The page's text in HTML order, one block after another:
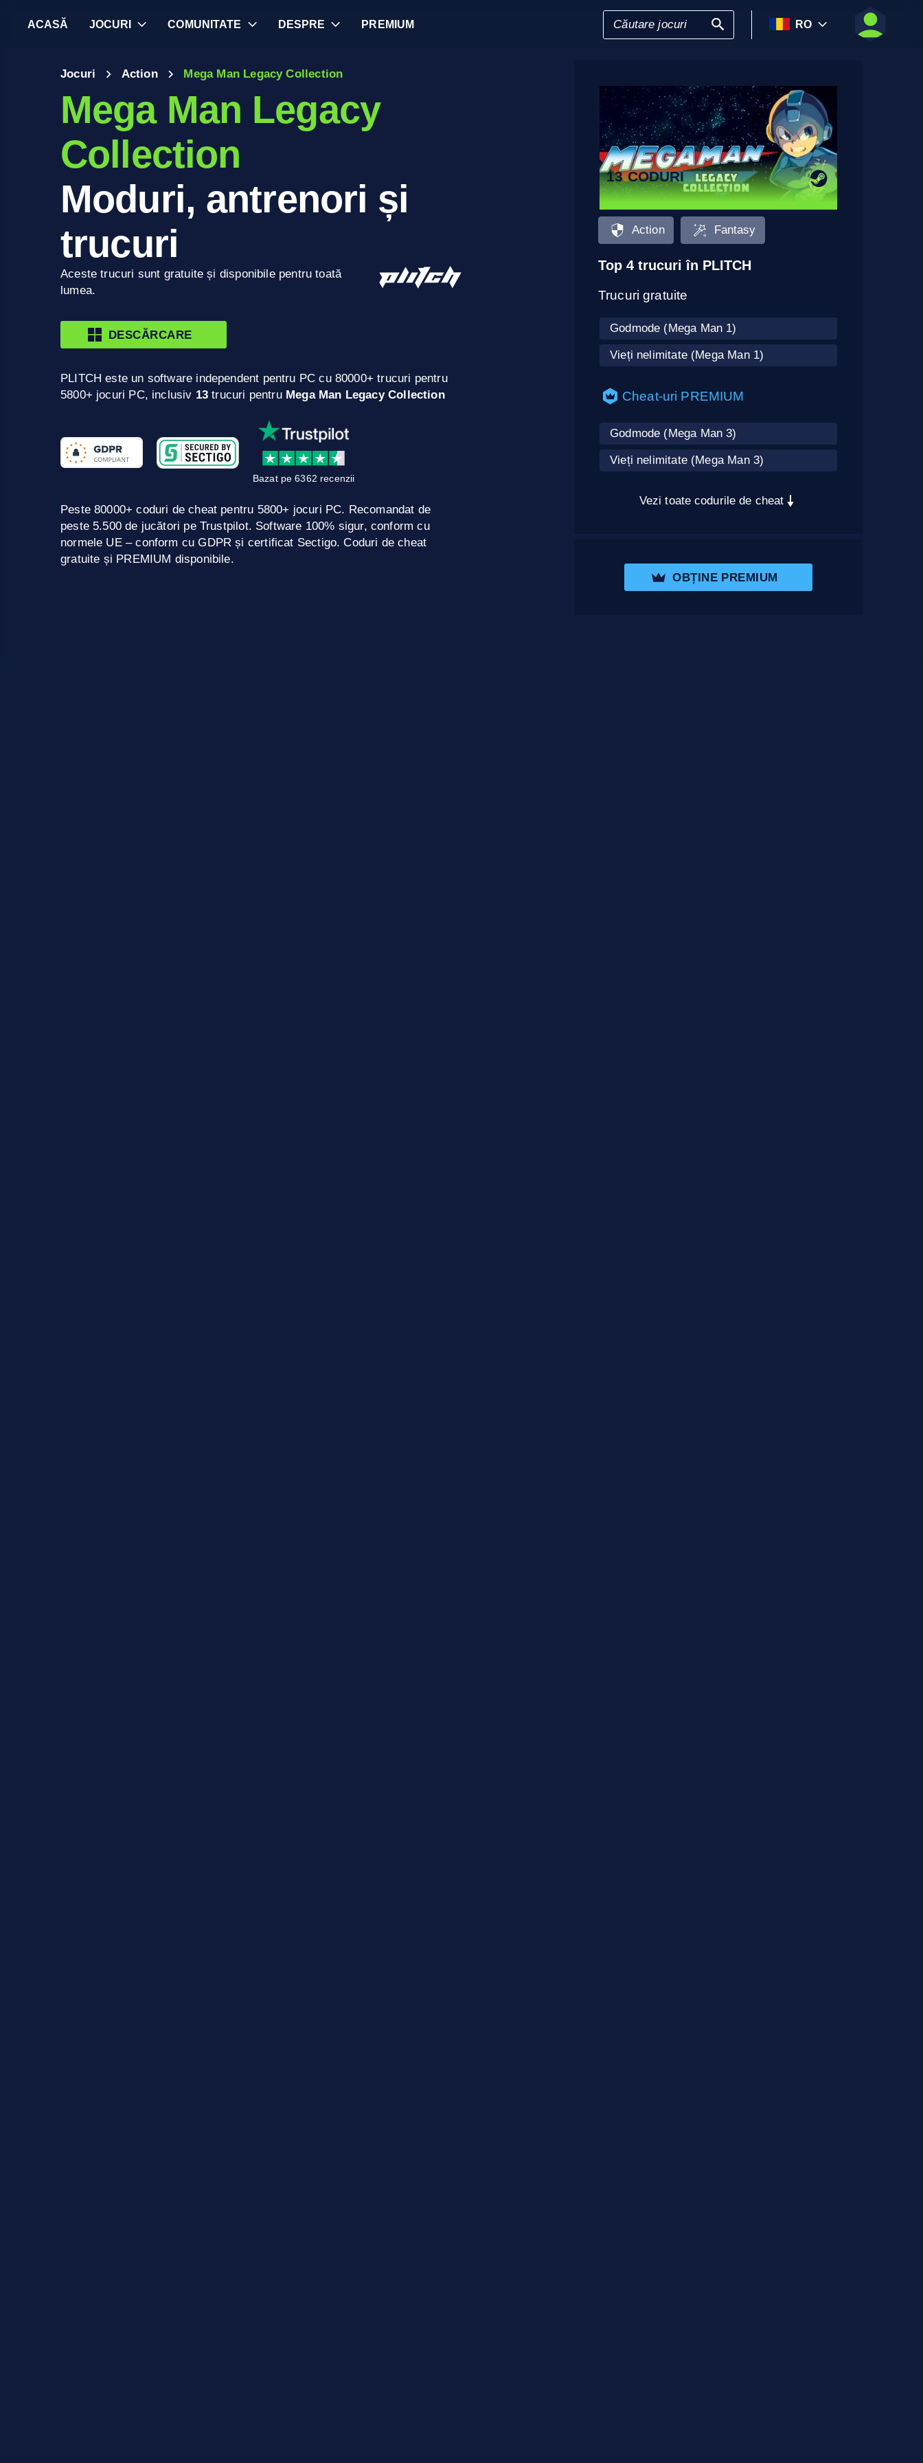
ACASĂ JOCURI COMUNITATE DESPRE PREMIUM RO
Jocuri Action Mega Man Legacy Collection
Mega Man Legacy
Collection
Moduri, antrenori și
trucuri
Aceste trucuri sunt gratuite și disponibile pentru toată
lumea.
DESCĂRCARE
PLITCH este un software independent pentru PC cu 80000+ trucuri pentru
5800+ jocuri PC, inclusiv 13 trucuri pentru Mega Man Legacy Collection
Bazat pe 6362 recenzii
Peste 80000+ coduri de cheat pentru 5800+ jocuri PC. Recomandat de
peste 5.500 de jucători pe Trustpilot. Software 100% sigur, conform cu
normele UE – conform cu GDPR și certificat Sectigo. Coduri de cheat
gratuite și PREMIUM disponibile.
13 CODURI
Action Fantasy
Top 4 trucuri în PLITCH
Trucuri gratuite
Godmode (Mega Man 1)
Vieți nelimitate (Mega Man 1)
Cheat-uri PREMIUM
Godmode (Mega Man 3)
Vieți nelimitate (Mega Man 3)
Vezi toate codurile de cheat
OBȚINE PREMIUM